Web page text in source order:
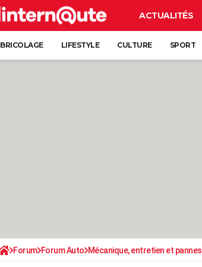
ACTUALITÉS
BRICOLAGE LIFESTYLE CULTURE SPORT
Forum Forum Auto Mécanique, entretien et pannes